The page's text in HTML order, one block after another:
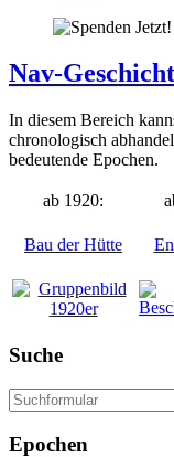
Nav-
In diesem Bereich
chronologisch
bedeutende Epochen.
ab 1920:
Bau der Hütte
Suche
Epochen